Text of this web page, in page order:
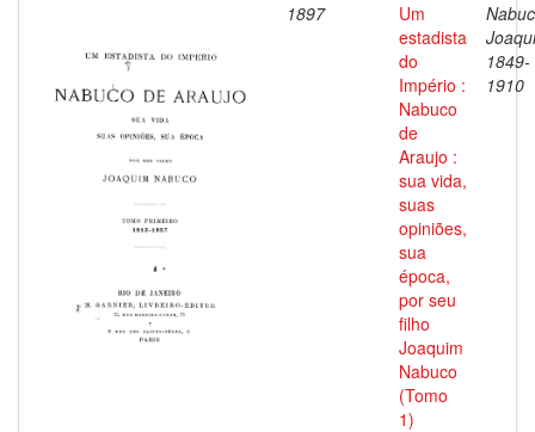
1897
Um
estadista
do
Império :
Nabuco
de
Araujo :
sua vida,
suas
opiniões,
sua
época,
por seu
filho
Joaquim
Nabuco
(Tomo
1)
1849-
1910